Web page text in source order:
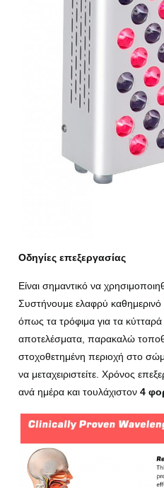
Οδηγίες επεξεργασίας
Είναι σημαντικό να
Συστήνουμε ελαφρύ καθημερινό
όπως τα τρόφιμα για τα
αποτελέσματα, παρακαλώ
στοχοθετημένη περιοχή στο
να μεταχειριστείτε. Χρόνος
ανά ημέρα και τουλάχιστον 4